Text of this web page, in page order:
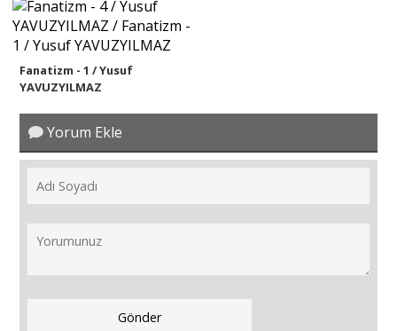
Fanatizm - 1 / Yusuf
YAVUZYILMAZ
Yorum Ekle